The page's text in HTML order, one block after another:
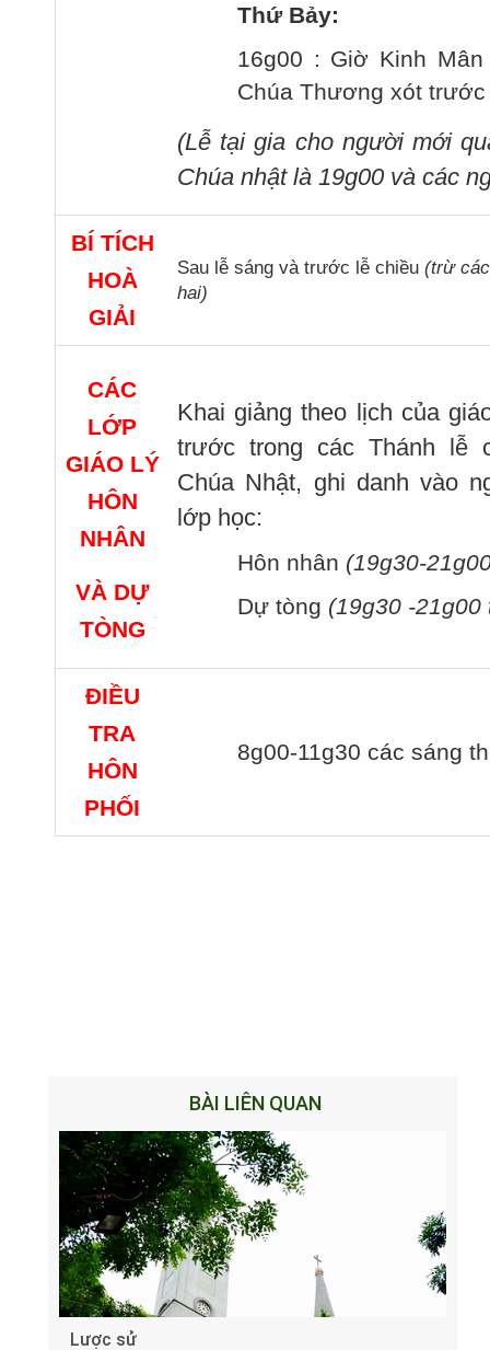
Thứ Bảy:
16g00 : Giờ Kinh
Chúa Thương xót
(Lễ tại gia cho người mới
Chúa nhật là 19g00 và các
BÍ TÍCH
HOÀ
GIẢI
Sau lễ sáng và trước lễ chiều (trừ
hai)
CÁC
LỚP
GIÁO LÝ
HÔN
NHÂN
VÀ DỰ
TÒNG
Khai giảng theo lịch của
trước trong các Thánh lễ
Chúa Nhật, ghi danh vào
lớp học:
Hôn nhân (19g30-
Dự tòng (19g30 -
ĐIỀU
TRA
HÔN
PHỐI
8g00-11g30 các sáng
BÀI LIÊN QUAN
Lược sử